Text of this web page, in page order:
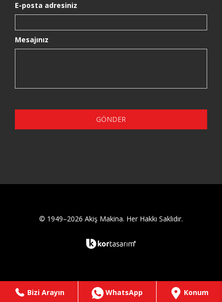
E-posta adresiniz
Mesajınız
GÖNDER
Bizi Arayın WhatsApp Konum
© 1949–2026 Akiş Makina. Her Hakkı Saklıdır.